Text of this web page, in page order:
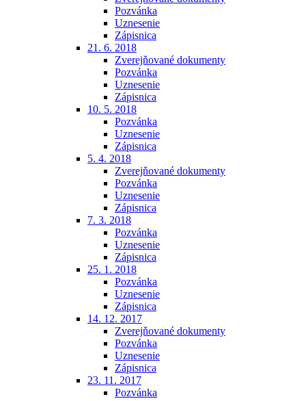
Pozvánka
Uznesenie
Zápisnica
21. 6. 2018
Zverejňované dokumenty
Pozvánka
Uznesenie
Zápisnica
10. 5. 2018
Pozvánka
Uznesenie
Zápisnica
5. 4. 2018
Zverejňované dokumenty
Pozvánka
Uznesenie
Zápisnica
7. 3. 2018
Pozvánka
Uznesenie
Zápisnica
25. 1. 2018
Pozvánka
Uznesenie
Zápisnica
14. 12. 2017
Zverejňované dokumenty
Pozvánka
Uznesenie
Zápisnica
23. 11. 2017
Pozvánka